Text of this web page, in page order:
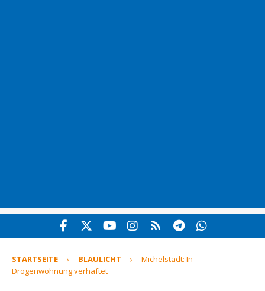
STARTSEITE BLAULICHT
Michelstadt: In
Drogenwohnung verhaftet